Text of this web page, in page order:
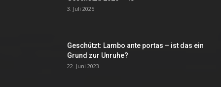
3. Juli 2025
Geschützt: Lambo ante portas – ist das ein
Grund zur Unruhe?
22. Juni 2023